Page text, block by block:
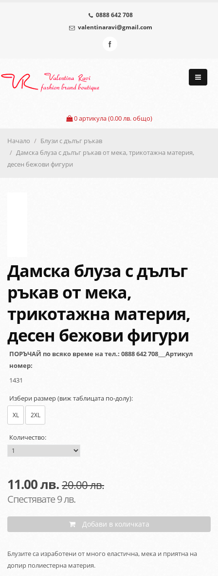
0888 642 708
valentinaravi@gmail.com
0артикула (0.00 лв. общо)
Начало
Блузи с дълъг ръкав
Дамска блуза с дълъг ръкав от мека, трикотажна материя,
десен бежови фигури
Дамска блуза с дълъг
ръкав от мека,
трикотажна материя,
десен бежови фигури
ПОРЪЧАЙ по всяко време на тел.: 0888 642 708___Артикул
номер:
1431
Избери размер (виж таблицата по-долу):
XL 2XL
Количество:
11.00лв. 20.00 лв.
Спестявате 9 лв.
Добави в количката
Блузите са изработени от много еластична, мека и приятна на
допир полиестерна материя.